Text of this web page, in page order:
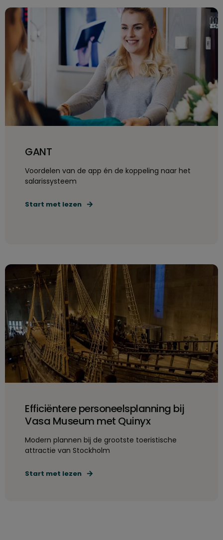
GANT
Voordelen van de app én de koppeling naar het
salarissysteem
Start met lezen
Efficiëntere personeelsplanning bij
Vasa Museum met Quinyx
Modern plannen bij de grootste toeristische
attractie van Stockholm
Start met lezen